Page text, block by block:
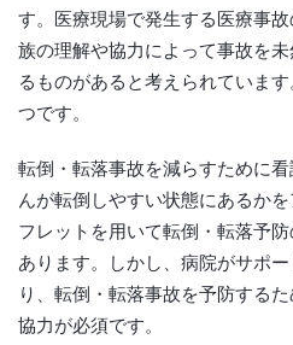
す。医療現場で発生する医療事
族の理解や協力によって事故を
るものがあると考えられていま
つです。
転倒・転落事故を減らすために
んが転倒しやすい状態にあるか
フレットを用いて転倒・転落予
あります。しかし、病院がサポ
り、転倒・転落事故を予防する
協力が必須です。